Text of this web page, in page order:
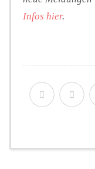
Infos hier.